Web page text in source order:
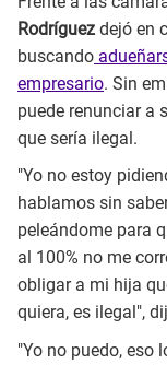
Rodríguez dejó en
buscando
empresario. Sin
puede renunciar a
que sería ilegal.
"Yo no estoy
hablamos sin
peleándome para
al 100% no me
obligar a mi hija
quiera, es ilegal",
"Yo no puedo, eso